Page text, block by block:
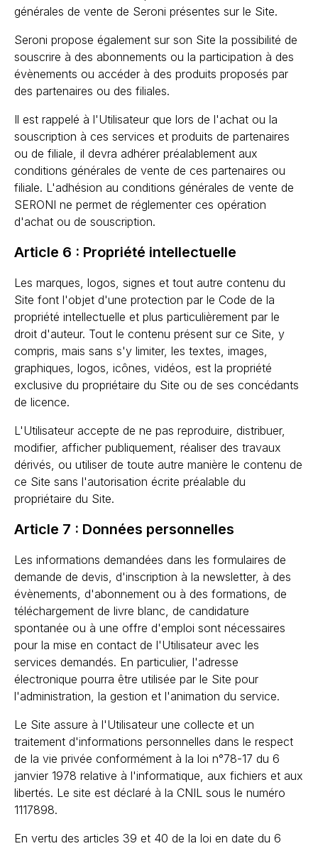
générales de vente de Seroni présentes sur le Site.
Seroni propose également sur son Site la possibilité de
souscrire à des abonnements ou la participation à des
évènements ou accéder à des produits proposés par
des partenaires ou des filiales.
Il est rappelé à l'Utilisateur que lors de l'achat ou la
souscription à ces services et produits de partenaires
ou de filiale, il devra adhérer préalablement aux
conditions générales de vente de ces partenaires ou
filiale. L'adhésion au conditions générales de vente de
SERONI ne permet de réglementer ces opération
d'achat ou de souscription.
Article 6 : Propriété intellectuelle
Les marques, logos, signes et tout autre contenu du
Site font l'objet d'une protection par le Code de la
propriété intellectuelle et plus particulièrement par le
droit d'auteur. Tout le contenu présent sur ce Site, y
compris, mais sans s'y limiter, les textes, images,
graphiques, logos, icônes, vidéos, est la propriété
exclusive du propriétaire du Site ou de ses concédants
de licence.
L'Utilisateur accepte de ne pas reproduire, distribuer,
modifier, afficher publiquement, réaliser des travaux
dérivés, ou utiliser de toute autre manière le contenu de
ce Site sans l'autorisation écrite préalable du
propriétaire du Site.
Article 7 : Données personnelles
Les informations demandées dans les formulaires de
demande de devis, d'inscription à la newsletter, à des
évènements, d'abonnement ou à des formations, de
téléchargement de livre blanc, de candidature
spontanée ou à une offre d'emploi sont nécessaires
pour la mise en contact de l'Utilisateur avec les
services demandés. En particulier, l'adresse
électronique pourra être utilisée par le Site pour
l'administration, la gestion et l'animation du service.
Le Site assure à l'Utilisateur une collecte et un
traitement d'informations personnelles dans le respect
de la vie privée conformément à la loi n°78-17 du 6
janvier 1978 relative à l'informatique, aux fichiers et aux
libertés. Le site est déclaré à la CNIL sous le numéro
1117898.
En vertu des articles 39 et 40 de la loi en date du 6